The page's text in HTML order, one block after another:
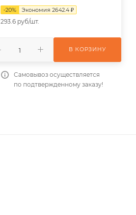
-20% Экономия2642.4 ₽
293.6 руб/шт.
В КОРЗИНУ
Самовывоз осуществляется
по подтвержденному заказу!